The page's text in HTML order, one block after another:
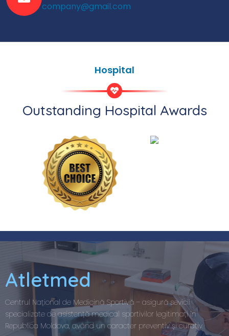
company@gmail.com
Hospital
Outstanding Hospital Awards
Atletmed
Centrul Național de Medicină Sportivă – asigură sevicii
specializate de asistență medical sportivilor legitimați în
Republica Moldova, având un caracter preventiv și curativ.